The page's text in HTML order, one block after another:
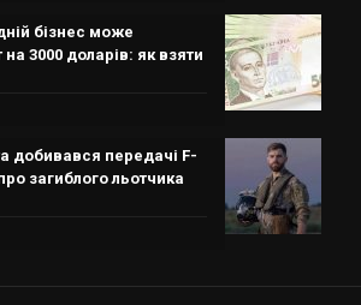
бізнес може
3000 доларів: як взяти
добивався передачі F-
загиблого льотчика